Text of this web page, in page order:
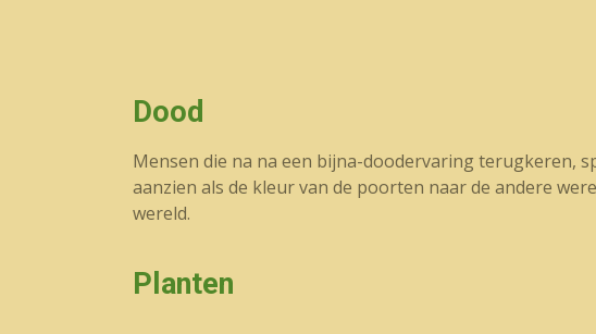
Dood
Mensen die na na een bijna-doodervaring terugkeren,
aanzien als de kleur van de poorten naar de andere
wereld.
Planten